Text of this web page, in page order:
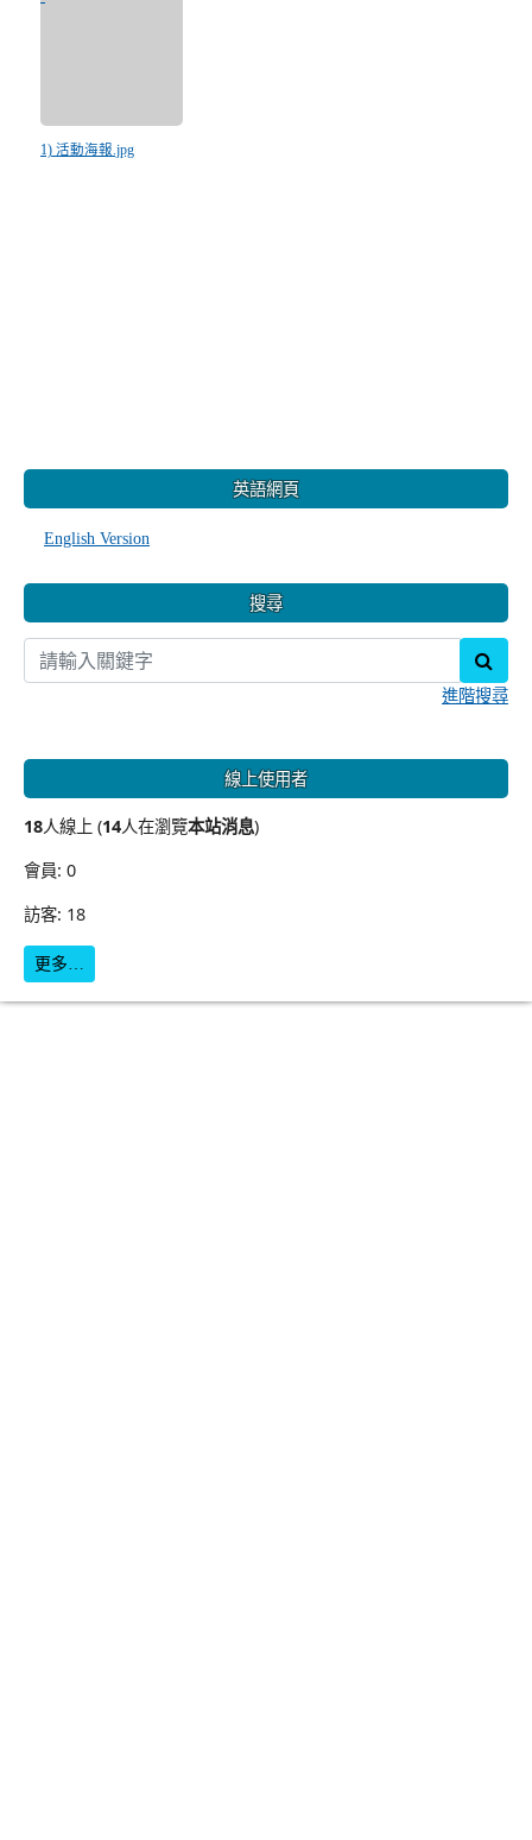
1) 活動海報.jpg
英語網頁
English Version
搜尋
進階搜尋
線上使用者
18人線上 (14人在瀏覽本站消息)
會員: 0
訪客: 18
更多…